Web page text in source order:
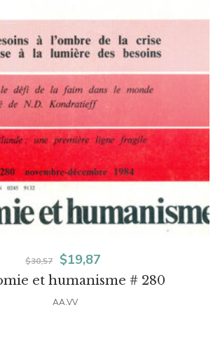
et humanisme # 280
$30,57
El
precio
original
$19,87
precio
AA.VV